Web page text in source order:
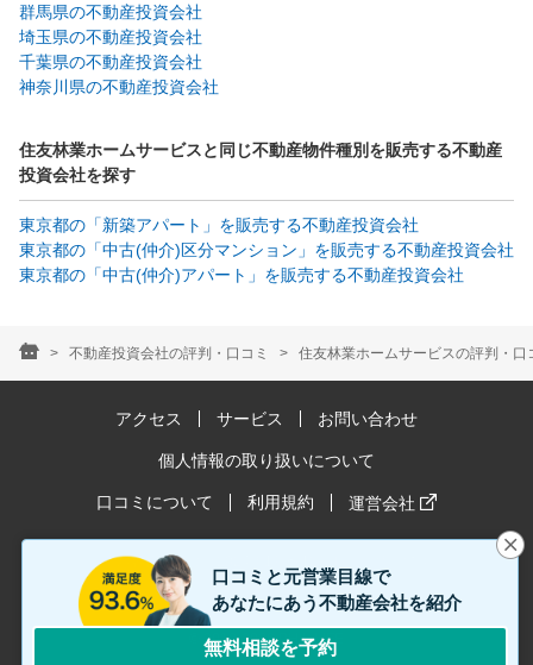
群馬県の不動産投資会社
埼玉県の不動産投資会社
千葉県の不動産投資会社
神奈川県の不動産投資会社
住友林業ホームサービスと同じ不動産物件種別を販売する不動産
投資会社を探す
東京都の「新築アパート」を販売する不動産投資会社
東京都の「中古(仲介)区分マンション」を販売する不動産投資会社
東京都の「中古(仲介)アパート」を販売する不動産投資会社
口コミと元営業目線で
あなたにあう不動産会社を紹介
無料相談を予約
不動産投資会社の評判・口コミ 住友林業ホームサービスの評判・口
アクセス サービス お問い合わせ
個人情報の取り扱いについて
口コミについて 利用規約 運営会社
お客様満足度は2024年1月〜12月時点の情報です。
© 2018-2026 PHIL LIFE